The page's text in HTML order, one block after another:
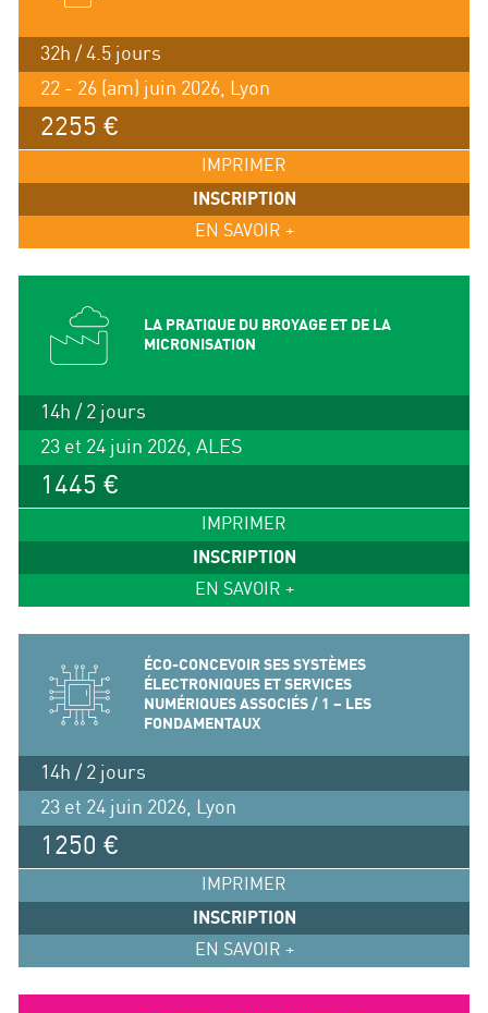
32h / 4.5 jours
22 - 26 (am) juin 2026, Lyon
2255 €
IMPRIMER
INSCRIPTION
EN SAVOIR +
LA PRATIQUE DU BROYAGE ET DE LA
MICRONISATION
14h / 2 jours
23 et 24 juin 2026, ALES
1445 €
IMPRIMER
INSCRIPTION
EN SAVOIR +
ÉCO-CONCEVOIR SES SYSTÈMES
ÉLECTRONIQUES ET SERVICES
NUMÉRIQUES ASSOCIÉS / 1 – LES
FONDAMENTAUX
14h / 2 jours
23 et 24 juin 2026, Lyon
1250 €
IMPRIMER
INSCRIPTION
EN SAVOIR +